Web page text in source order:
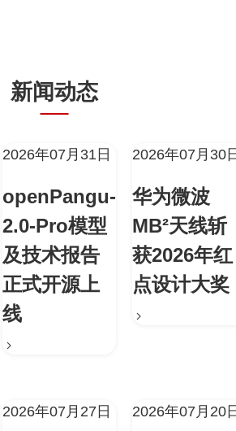
新闻动态
2026年07月31日
openPangu-
2.0-Pro模型
及技术报告
正式开源上
线
2026年07月30
华为微波
MB²天线斩
获2026年红
点设计大奖
2026年07月27日 2026年07月20